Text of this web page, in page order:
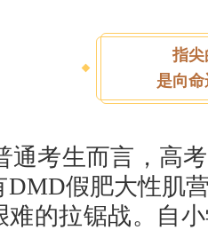
指尖
是向
通考生而言，高
DMD假肥大性肌
难的拉锯战。自